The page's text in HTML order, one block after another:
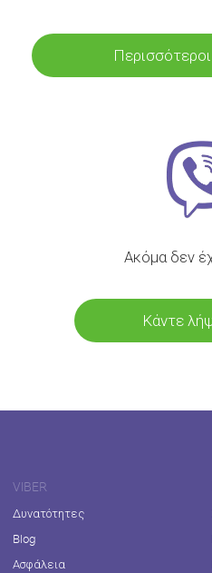
Ακόμα δεν
Κάντε
VIBER
Δυνατότητες
Blog
Ασφάλεια